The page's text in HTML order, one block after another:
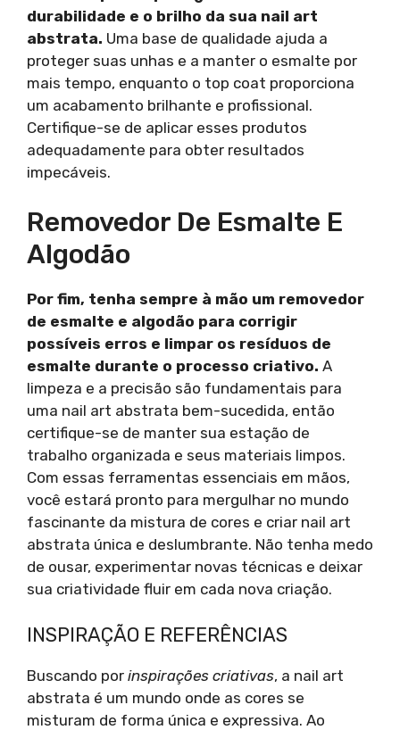
durabilidade e o brilho da sua nail art
abstrata. Uma base de qualidade ajuda a
proteger suas unhas e a manter o esmalte por
mais tempo, enquanto o top coat proporciona
um acabamento brilhante e profissional.
Certifique-se de aplicar esses produtos
adequadamente para obter resultados
impecáveis.
Removedor De Esmalte E
Algodão
Por fim, tenha sempre à mão um removedor
de esmalte e algodão para corrigir
possíveis erros e limpar os resíduos de
esmalte durante o processo criativo. A
limpeza e a precisão são fundamentais para
uma nail art abstrata bem-sucedida, então
certifique-se de manter sua estação de
trabalho organizada e seus materiais limpos.
Com essas ferramentas essenciais em mãos,
você estará pronto para mergulhar no mundo
fascinante da mistura de cores e criar nail art
abstrata única e deslumbrante. Não tenha medo
de ousar, experimentar novas técnicas e deixar
sua criatividade fluir em cada nova criação.
INSPIRAÇÃO E REFERÊNCIAS
Buscando por inspirações criativas, a nail art
abstrata é um mundo onde as cores se
misturam de forma única e expressiva. Ao